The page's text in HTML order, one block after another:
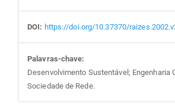
DOI: https://doi.org/10.37370/
Palavras-chave:
Desenvolvimento Sustentável; Engenharia
Sociedade de Rede.